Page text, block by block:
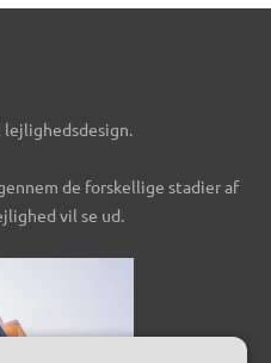
de forskellige stadier af
vil se ud.